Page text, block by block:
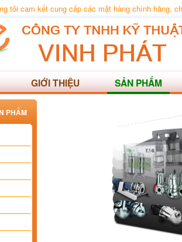
tôi cam kết cung cấp các mặt hàng chính hãng,
GIỚI THIỆU SẢN PHẨM
PHẨM